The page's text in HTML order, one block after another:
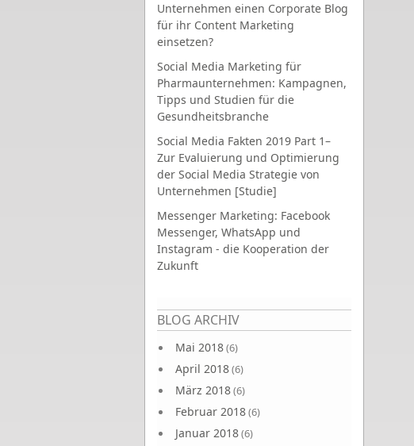
Unternehmen einen Corporate Blog
für ihr Content Marketing
einsetzen?
Social Media Marketing für
Pharmaunternehmen: Kampagnen,
Tipps und Studien für die
Gesundheitsbranche
Social Media Fakten 2019 Part 1–
Zur Evaluierung und Optimierung
der Social Media Strategie von
Unternehmen [Studie]
Messenger Marketing: Facebook
Messenger, WhatsApp und
Instagram - die Kooperation der
Zukunft
BLOG ARCHIV
Mai 2018(6)
April 2018(6)
März 2018(6)
Februar 2018(6)
Januar 2018(6)
Seiten